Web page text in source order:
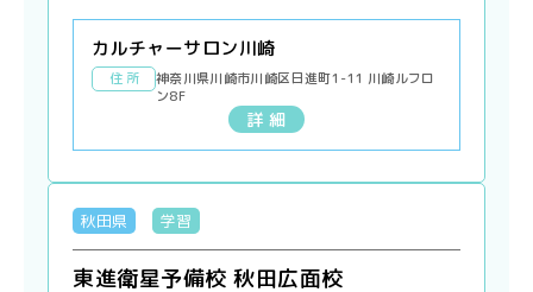
カルチャーサロン川崎
住 所
神奈川県川崎市川崎区日進町1-11 川崎ルフロ
ン8F
詳 細
秋田県 学習
東進衛星予備校 秋田広面校